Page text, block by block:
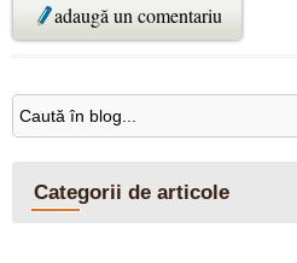
adaugă un comentariu
Categorii de articole